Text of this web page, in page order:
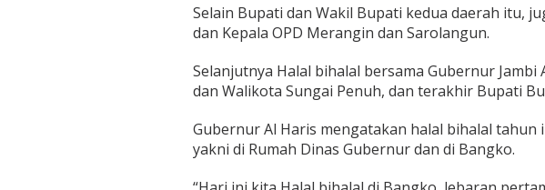
a
h
B
r
a
d
B
Selain Bupati dan Wakil Bupati kedua daerah itu,
dan Kepala OPD Merangin dan Sarolangun.
Selanjutnya Halal bihalal bersama Gubernur
dan Walikota Sungai Penuh, dan terakhir Bupati
Gubernur Al Haris mengatakan halal bihalal tahun
yakni di Rumah Dinas Gubernur dan di Bangko.